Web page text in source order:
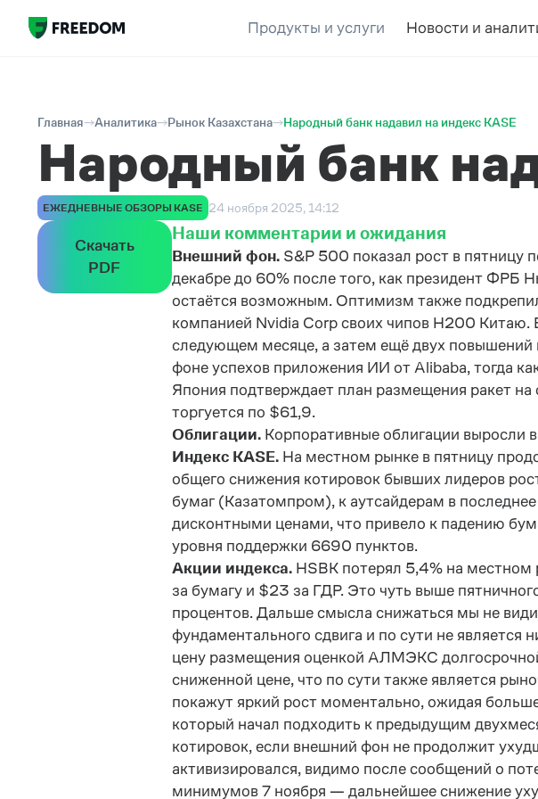
Продукты и услуги Новости и
Главная Аналитика Рынок Казахстана Народный банк надавил на индекс KASE
Народный банк
ЕЖЕДНЕВНЫЕ ОБЗОРЫ KASE 24 ноября 2025, 14:12
Скачать
PDF
Наши комментарии и ожидания
Внешний фон. S&P 500 показал рост в пятницу
декабре до 60% после того, как президент ФРБ
остаётся возможным. Оптимизм также
компанией Nvidia Corp своих чипов H200 Китаю.
следующем месяце, а затем ещё двух повышений
фоне успехов приложения ИИ от Alibaba, тогда
Япония подтверждает план размещения ракет
торгуется по $61,9.
Облигации.Корпоративные облигации выросли
Индекс KASE. На местном рынке в пятницу
общего снижения котировок бывших лидеров
бумаг (Казатомпром), к аутсайдерам в
дисконтными ценами, что привело к падению
уровня поддержки 6690 пунктов.
Акции индекса. HSBK потерял 5,4% на
за бумагу и $23 за ГДР. Это чуть выше
процентов. Дальше смысла снижаться мы не
фундаментального сдвига и по сути не
цену размещения оценкой АЛМЭКС
сниженной цене, что по сути также является
покажут яркий рост моментально, ожидая
который начал подходить к предыдущим
котировок, если внешний фон не продолжит
активизировался, видимо после сообщений о
минимумов 7 ноября — дальнейшее снижение